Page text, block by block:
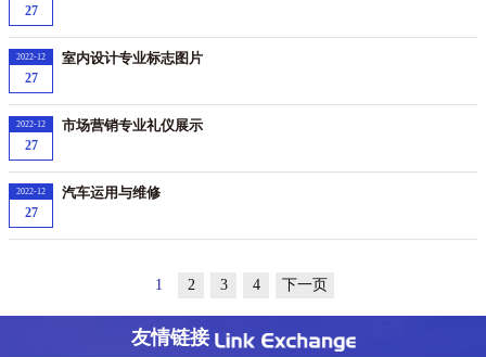
27
27
2022-12 室内设计专业标志图片
27
2022-12 市场营销专业礼仪展示
27
2022-12 汽车运用与维修
1 2 3 4 下一页
友情链接